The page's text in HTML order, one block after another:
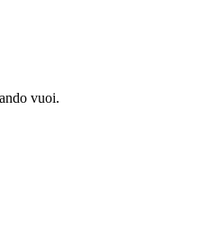
vuoi.